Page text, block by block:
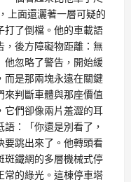
上面還灑著一層可疑的
打了倒檔。他的車載語
，後方障礙物距離：無
他忽略了警告，開始緩
而是那兩塊永遠在關鍵
來判斷車體與那座價值
它們卻像兩片羞澀的耳
：「你還是別看了，
要跳出來了。他轉頭看
斑鐵網的多層機械式停
常的綠光。這棟停車塔